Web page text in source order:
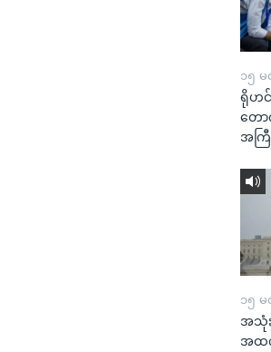
၁၅ မ
ရိုဟ
တေ
အက
၁၅ မ
အသုံ
အထ